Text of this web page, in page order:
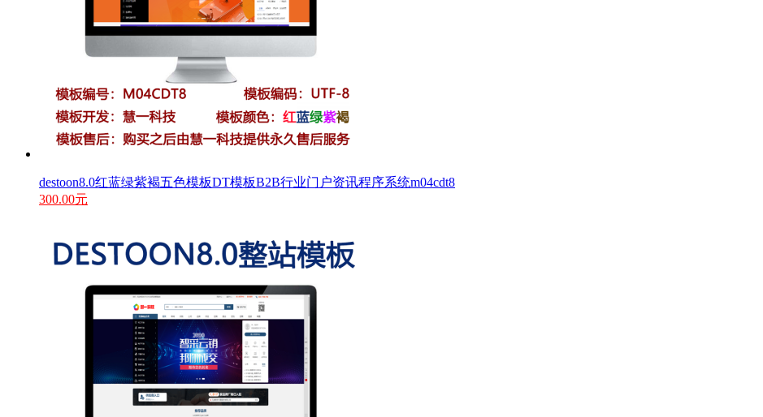
destoon8.0红蓝绿紫褐五色模板DT模板B2B行业门户资讯程序系统m04cdt8
300.00元